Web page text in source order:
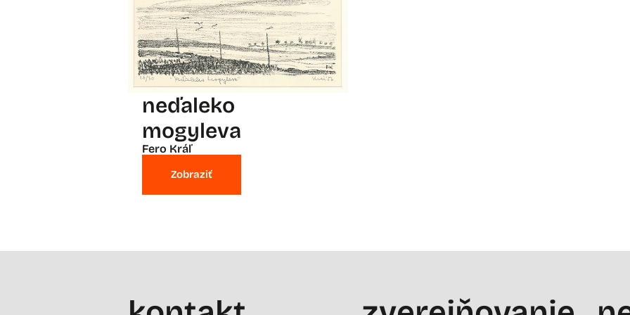
neďaleko
mogyleva
Fero Kráľ
Zobraziť